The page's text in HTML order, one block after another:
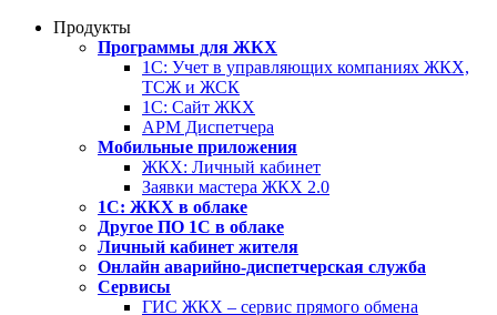
Продукты
Программы для ЖКХ
1С: Учет в управляющих компаниях ЖКХ,
ТСЖ и ЖСК
1С: Сайт ЖКХ
АРМ Диспетчера
Мобильные приложения
ЖКХ: Личный кабинет
Заявки мастера ЖКХ 2.0
1С: ЖКХ в облаке
Другое ПО 1С в облаке
Личный кабинет жителя
Онлайн аварийно-диспетчерская служба
Сервисы
ГИС ЖКХ – сервис прямого обмена